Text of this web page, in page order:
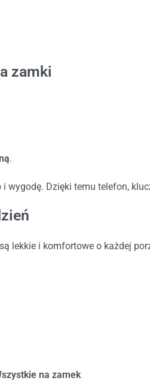
zamki
.
wygodę. Dzięki temu telefon,
lekkie i komfortowe o każdej
na zamek